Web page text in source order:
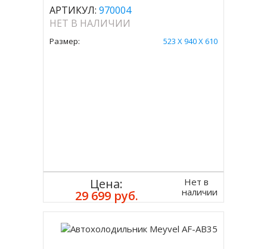
АРТИКУЛ: 970004
НЕТ В НАЛИЧИИ
Размер: 523 Х 940 Х 610
Цена:
29 699 руб.
Нет в
наличии